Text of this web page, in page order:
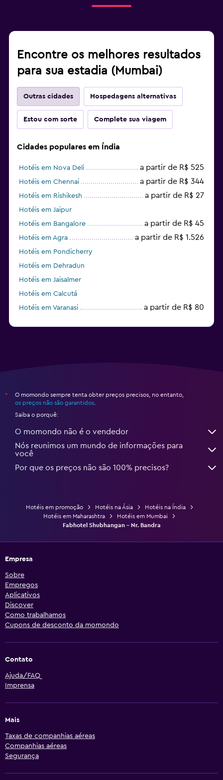
Encontre os melhores resultados
para sua estadia (Mumbai)
Outras cidades Hospedagens alternativas
Estou com sorte Complete sua viagem
Cidades populares em Índia
Hotéis em Nova Deli a partir de R$ 525
Hotéis em Chennai a partir de R$ 344
Hotéis em Rishikesh a partir de R$ 27
Hotéis em Jaipur
Hotéis em Bangalore
a partir de R$ 45
Hotéis em Agra a partir de R$ 1.526
Hotéis em Pondicherry
Hotéis em Dehradun
Hotéis em Jaisalmer
Hotéis em Calcutá
Hotéis em Varanasi
a partir de R$ 80
*
O momondo sempre tenta obter preços precisos, no entanto,
os preços não são garantidos
Saiba o porquê:
O momondo não é o vendedor
Nós reunimos um mundo de informações para
você
Por que os preços não são 100% precisos?
Hotéis em promoção Hotéis na Ásia
Hotéis na Índia
Hotéis em Maharashtra
Hotéis em Mumbai
Fabhotel Shubhangan - Nr. Bandra
Empresa
Sobre
Empregos
Aplicativos
Discover
Como trabalhamos
Cupons de desconto da momondo
Contato
Ajuda/FAQ
Imprensa
Mais
Taxas de companhias aéreas
Companhias aéreas
Segurança